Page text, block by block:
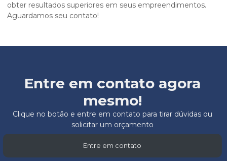
obter resultados superiores em seus empreendimentos.
Aguardamos seu contato!
Entre em contato agora
mesmo!
Clique no botão e entre em contato para tirar dúvidas ou
solicitar um orçamento
Entre em contato